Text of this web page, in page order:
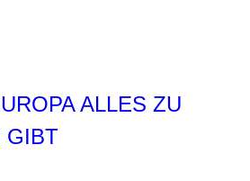
ALLES ZU
GIBT